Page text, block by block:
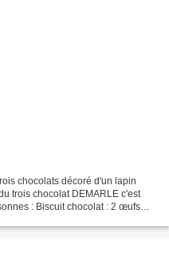
chocolats décoré d'un lapin
trois chocolat DEMARLE c'est
: Biscuit chocolat : 2 œufs